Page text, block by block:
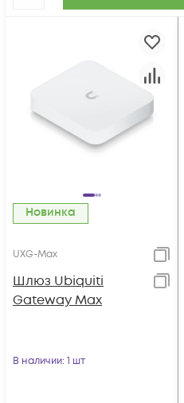
Новинка
UXG-Max
Шлюз Ubiquiti
Gateway Max
В наличии: 1 шт